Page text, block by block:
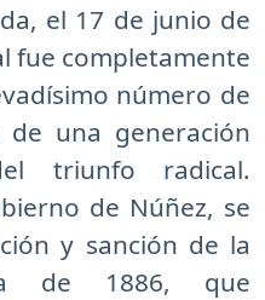
el 17 de junio de
fue completamente
número de
una generación
triunfo radical.
de Núñez, se
y sanción de la
de 1886, que